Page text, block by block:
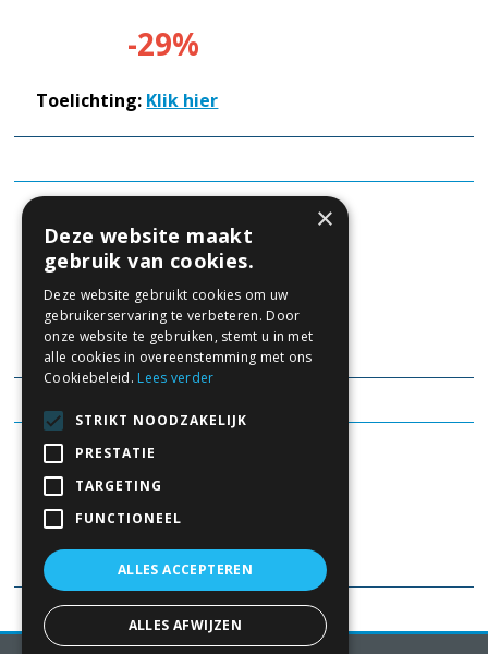
-29%
Toelichting: Klik hier
Resultaat 2020
+ 104%
Toelichting: klik hier
Resultaat 2019
+ 46%
Toelichting:klik hier
×
Deze website maakt
gebruik van cookies.
Deze website gebruikt cookies om uw
gebruikerservaring te verbeteren. Door
onze website te gebruiken, stemt u in met
alle cookies in overeenstemming met ons
Cookiebeleid. Lees verder
STRIKT NOODZAKELIJK
PRESTATIE
TARGETING
FUNCTIONEEL
ALLES ACCEPTEREN
ALLES AFWIJZEN